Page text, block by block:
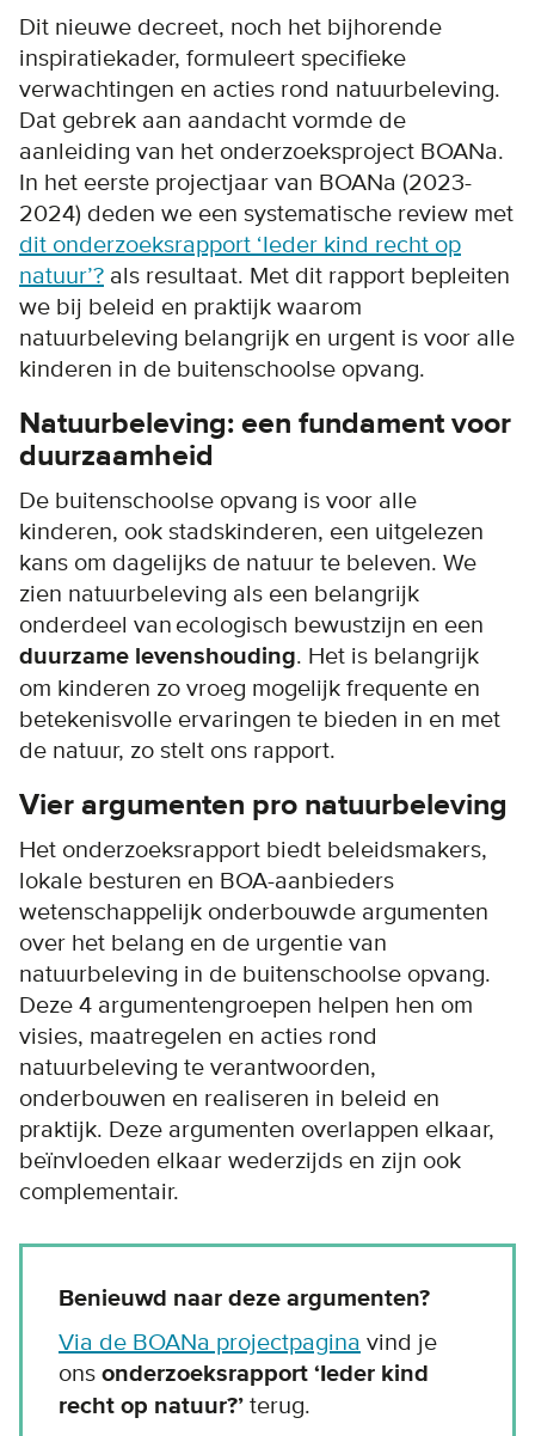
Dit nieuwe decreet, noch het bijhorende
inspiratiekader, formuleert specifieke
verwachtingen en acties rond natuurbeleving.
Dat gebrek aan aandacht vormde de
aanleiding van het onderzoeksproject BOANa.
In het eerste projectjaar van BOANa (2023-
2024) deden we een systematische review met
dit onderzoeksrapport ‘Ieder kind recht op
natuur’? als resultaat. Met dit rapport bepleiten
we bij beleid en praktijk waarom
natuurbeleving belangrijk en urgent is voor alle
kinderen in de buitenschoolse opvang.
Natuurbeleving: een fundament voor
duurzaamheid
De buitenschoolse opvang is voor alle
kinderen, ook stadskinderen, een uitgelezen
kans om dagelijks de natuur te beleven. We
zien natuurbeleving als een belangrijk
onderdeel van ecologisch bewustzijn en een
duurzame levenshouding. Het is belangrijk
om kinderen zo vroeg mogelijk frequente en
betekenisvolle ervaringen te bieden in en met
de natuur, zo stelt ons rapport.
Vier argumenten pro natuurbeleving
Het onderzoeksrapport biedt beleidsmakers,
lokale besturen en BOA-aanbieders
wetenschappelijk onderbouwde argumenten
over het belang en de urgentie van
natuurbeleving in de buitenschoolse opvang.
Deze 4 argumentengroepen helpen hen om
visies, maatregelen en acties rond
natuurbeleving te verantwoorden,
onderbouwen en realiseren in beleid en
praktijk. Deze argumenten overlappen elkaar,
beïnvloeden elkaar wederzijds en zijn ook
complementair.
Benieuwd naar deze argumenten?
Via de BOANa projectpagina vind je
ons onderzoeksrapport ‘Ieder kind
recht op natuur?’ terug.